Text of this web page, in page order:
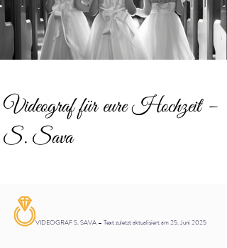
Videograf für eure Hochzeit –
S. Sava
VIDEOGRAF S. SAVA – Text zuletzt aktualisiert am 25. Juni 2025